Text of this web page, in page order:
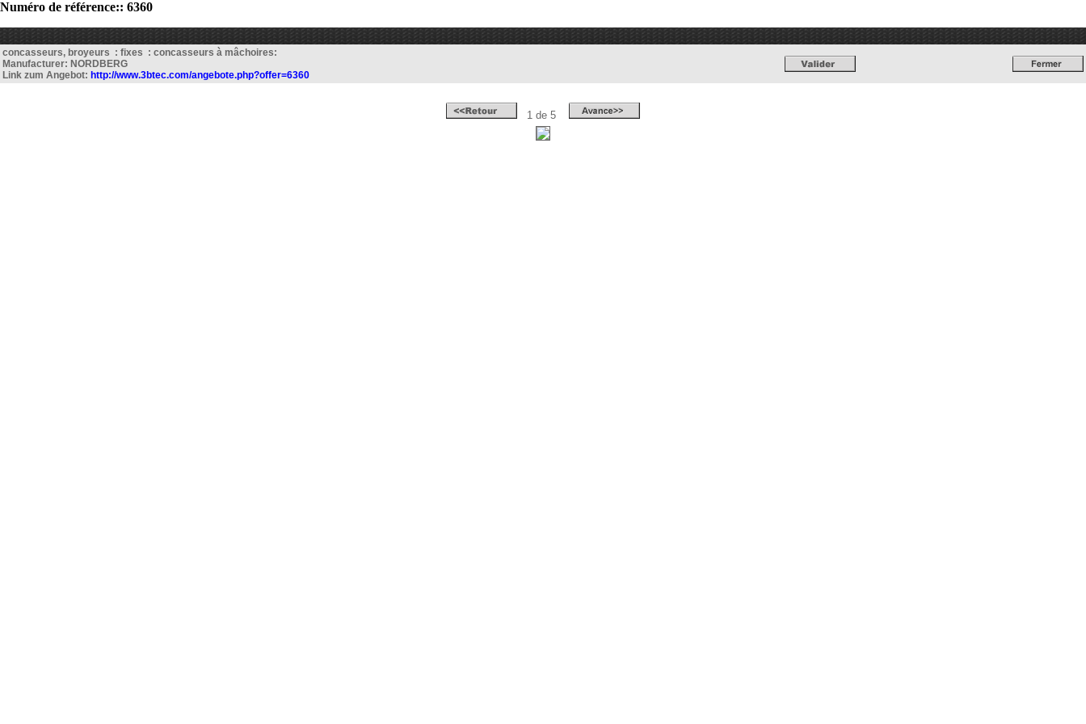
Numéro de référence:: 6360
concasseurs, broyeurs : fixes : concasseurs à mâchoires:
Manufacturer: NORDBERG
Link zum Angebot: http://www.3btec.com/angebote.php?offer=6360
1 de 5